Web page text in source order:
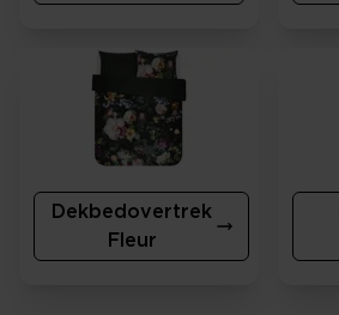
Dekbedovertrek
Fleur